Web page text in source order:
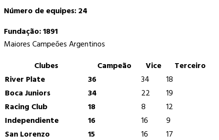
Número de equipes: 24
Fundação: 1891
Maiores Campeões Argentinos
Clubes
Campeão Vice
Terceiro
River Plate
36 34
18
Boca Juniors
34 22
19
Racing Club
18 8
12
Independiente
16 16
9
San Lorenzo
15 16 17